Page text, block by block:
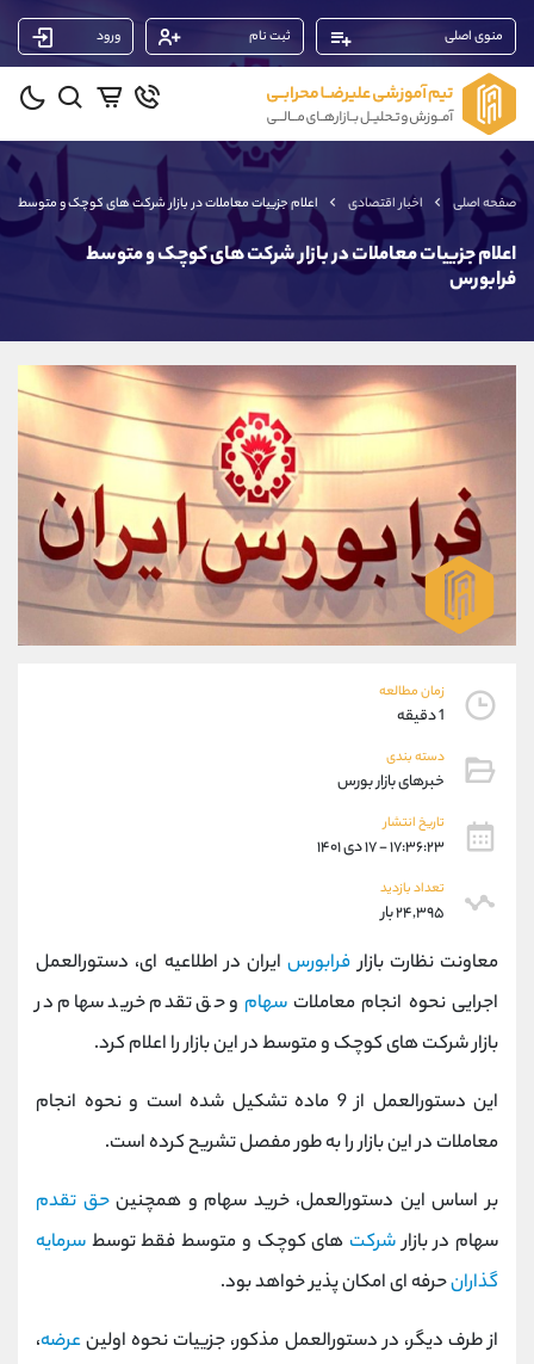
منوی اصلی ثبت نام ورود
صفحه اصلی اخبار اقتصادی اعلام جزییات معاملات در بازار شرکت های کوچک و متوسط
اعلام جزییات معاملات در بازار شرکت های کوچک و متوسط
فرابورس
زمان مطالعه
1 دقیقه
دسته بندی
خبرهای بازار بورس
تاریخ انتشار
۱۷:۳۶:۲۳ - ۱۷ دی ۱۴۰۱
تعداد بازدید
۲۴,۳۹۵ بار
معاونت نظارت بازارفرابورسایران در اطلاعیه ای، دستورالعمل
اجرایی نحوه انجام معاملاتسهام و حق تقدم خرید سهام در
بازار شرکت های کوچک و متوسط در این بازار را اعلام کرد.
این دستورالعمل از 9 ماده تشکیل شده است و نحوه انجام
معاملات در این بازار را به طور مفصل تشریح کرده است.
بر اساس این دستورالعمل، خرید سهام و همچنینحق تقدم
سهام در بازارشرکت های کوچک و متوسط فقط توسط سرمایه
گذارانحرفه ای امکان پذیر خواهد بود.
از طرف دیگر، در دستورالعمل مذکور، جزییات نحوه اولینعرضه،
پشتیبان فروش (ایمان پوراسماعیلی)
شروع گفتگو
تلگرام @Armteam_admin_por
داخلی 107
موبایل 09194198792
شروع گفتگو
@Armteam_admin_33
پشتیبان فروش (فائزه تهرانی)
موبایل 09101364784
واتساپ شروع گفتگو
تلگرام @Armteam_admin_104
داخلی
پشتیبان فروش
واتساپ
داخلی
اطلاعات تماس (دفتر فروش)
تلفن 021-22021040
90001030
اینستاگرام @alireza.mehrabii
کانال تلگرام @alirezamehrabi_com